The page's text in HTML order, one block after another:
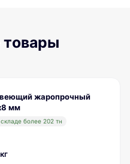
жаропрочный
мм
более 202 тн